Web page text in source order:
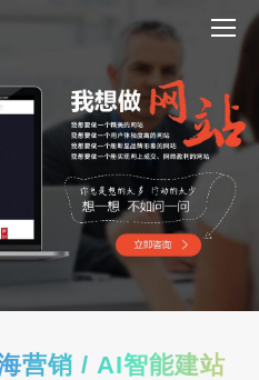
营销 / AI智能建站